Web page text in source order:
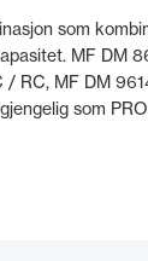
som
MF DM
/ RC, MF DM
som